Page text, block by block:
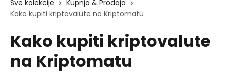
Sve kolekcije
Kupnja & Prodaja
Kako kupiti kriptovalute na Kriptomatu
Kako kupiti kriptovalute
na Kriptomatu